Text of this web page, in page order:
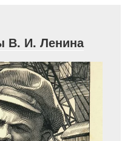
В. И. Ленина